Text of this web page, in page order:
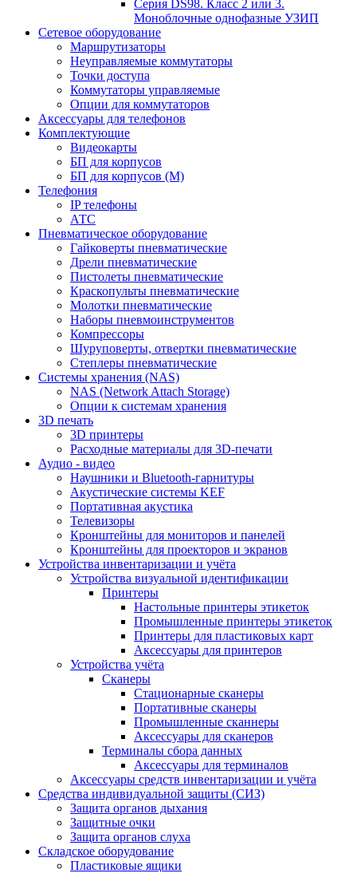
Серия DS98. Класс 2 или 3.
Моноблочные однофазные УЗИП
Сетевое оборудование
Маршрутизаторы
Неуправляемые коммутаторы
Точки доступа
Коммутаторы управляемые
Опции для коммутаторов
Аксессуары для телефонов
Комплектующие
Видеокарты
БП для корпусов
БП для корпусов (М)
Телефония
IP телефоны
АТС
Пневматическое оборудование
Гайковерты пневматические
Дрели пневматические
Пистолеты пневматические
Краскопульты пневматические
Молотки пневматические
Наборы пневмоинструментов
Компрессоры
Шуруповерты, отвертки пневматические
Степлеры пневматические
Cистемы хранения (NAS)
NAS (Network Attach Storage)
Опции к системам хранения
3D печать
3D принтеры
Расходные материалы для 3D-печати
Аудио - видео
Наушники и Bluetooth-гарнитуры
Акустические системы KEF
Портативная акустика
Телевизоры
Кронштейны для мониторов и панелей
Кронштейны для проекторов и экранов
Устройства инвентаризации и учёта
Устройства визуальной идентификации
Принтеры
Настольные принтеры этикеток
Промышленные принтеры этикеток
Принтеры для пластиковых карт
Аксессуары для принтеров
Устройства учёта
Сканеры
Стационарные сканеры
Портативные сканеры
Промышленные сканнеры
Аксессуары для сканеров
Терминалы сбора данных
Аксессуары для терминалов
Аксессуары средств инвентаризации и учёта
Средства индивидуальной защиты (СИЗ)
Защита органов дыхания
Защитные очки
Защита органов слуха
Складское оборудование
Пластиковые ящики